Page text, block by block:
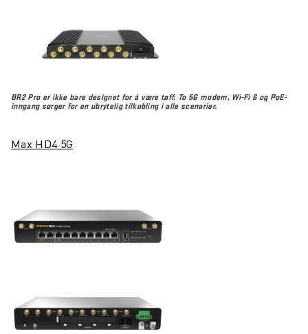
BR2 Pro er ikke bare designet for å være tøff. To 5G modem, Wi-Fi 6 og PoE-
inngang sørger for en ubrytelig tilkobling i alle scenarier.
Max HD4 5G